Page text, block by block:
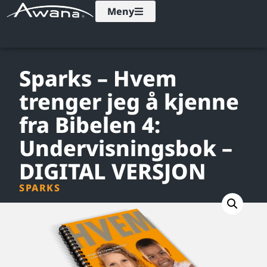
Meny
Sparks – Hvem
trenger jeg å kjenne
fra Bibelen 4:
Undervisningsbok –
DIGITAL VERSJON
SPARKS